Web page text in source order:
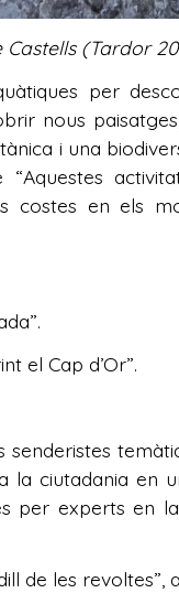
(Tardor
per
nous
i una
en els
el Cap d’Or”.
senderistes
ciutadania en
experts en
de les